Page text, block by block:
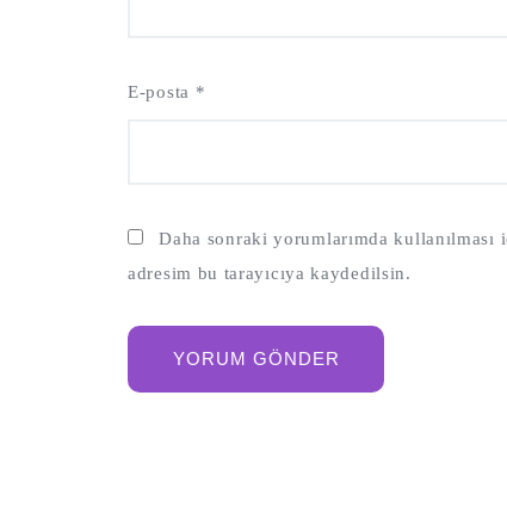
E-posta *
Daha sonraki yorumlarımda kullanılması
adresim bu tarayıcıya kaydedilsin.